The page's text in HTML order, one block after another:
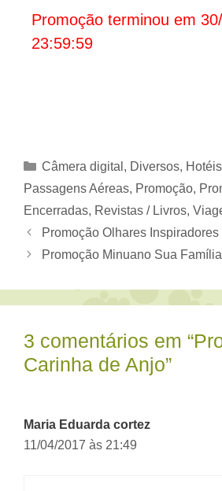
Promoção terminou em
23:59:59
Categorias
Câmera digital , Diversos,
Passagens Aéreas, Promoção,
Encerradas, Revistas / Livros,
Promoção Olhares Inspiradores
Promoção Minuano Sua
3 comentários em
Carinha de Anjo”
Maria Eduarda cortez
11/04/2017 às 21:49